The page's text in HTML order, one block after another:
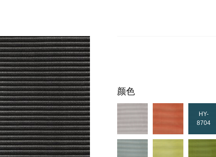
颜色
HY-
8704